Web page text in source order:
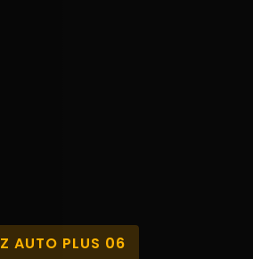
AUTO PLUS 06